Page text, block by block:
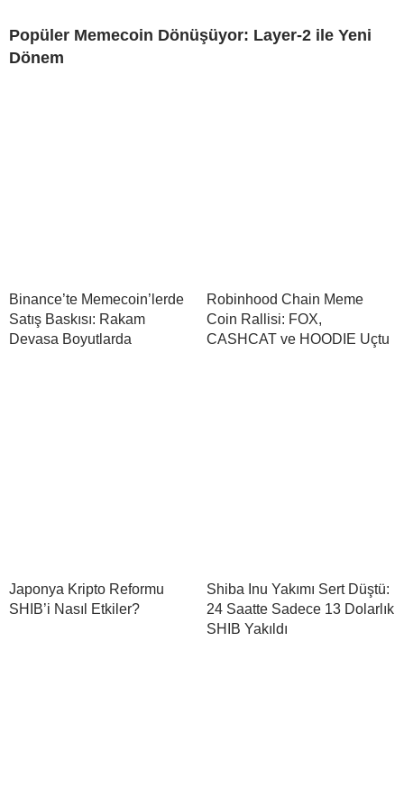
Popüler Memecoin Dönüşüyor: Layer-2 ile Yeni
Dönem
Binance’te Memecoin’lerde
Satış Baskısı: Rakam
Devasa Boyutlarda
Robinhood Chain Meme
Coin Rallisi: FOX,
CASHCAT ve HOODIE Uçtu
Japonya Kripto Reformu
SHIB’i Nasıl Etkiler?
Shiba Inu Yakımı Sert Düştü:
24 Saatte Sadece 13 Dolarlık
SHIB Yakıldı